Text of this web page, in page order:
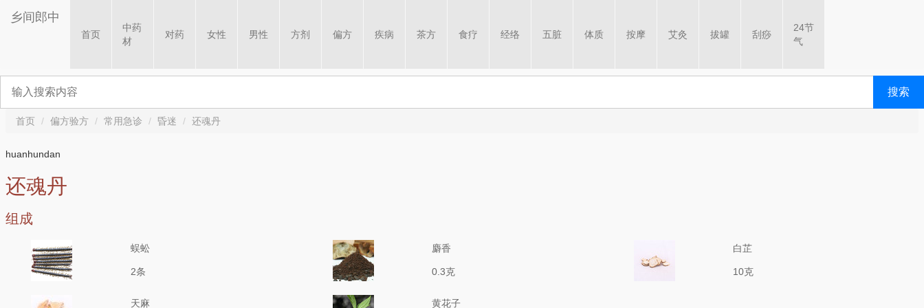
乡间郎中
首页
中药
材
对药 女性 男性 方剂 偏方 疾病 茶方 食疗 经络 五脏 体质 按摩 艾灸 拔罐 刮痧
24节
气
搜索
首页 偏方验方 常用急诊 昏迷 还魂丹
huanhundan
还魂丹
组成
蜈蚣
2条
麝香
0.3克
白芷
10克
天麻 黄花子